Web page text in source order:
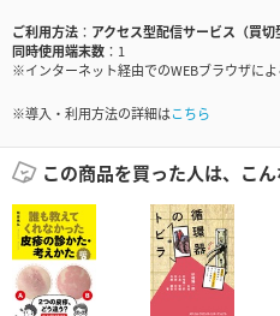
ご利用方法
アクセス型配信サービス（買切
同時使用端末数
1
※インターネット経由でのWEBブラウザに
※導入・利用方法の詳細はこちら
この商品を買った人は、こん